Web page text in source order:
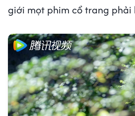
giới mọt phim cổ trang phải